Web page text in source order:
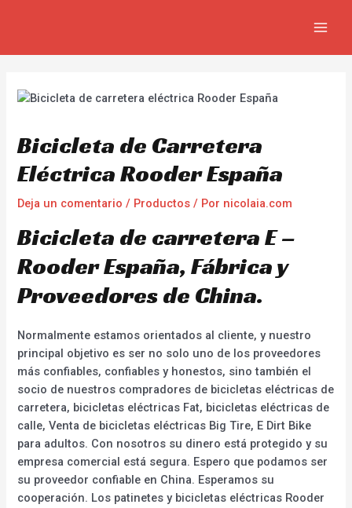
Bicicleta de Carretera
Eléctrica Rooder España
Deja un comentario / Productos / Por nicolaia.com
Bicicleta de carretera E –
Rooder España, Fábrica y
Proveedores de China.
Normalmente estamos orientados al cliente, y nuestro
principal objetivo es ser no solo uno de los proveedores
más confiables, confiables y honestos, sino también el
socio de nuestros compradores de bicicletas eléctricas de
carretera, bicicletas eléctricas Fat, bicicletas eléctricas de
calle, Venta de bicicletas eléctricas Big Tire, E Dirt Bike
para adultos. Con nosotros su dinero está protegido y su
empresa comercial está segura. Espero que podamos ser
su proveedor confiable en China. Esperamos su
cooperación. Los patinetes y bicicletas eléctricas Rooder